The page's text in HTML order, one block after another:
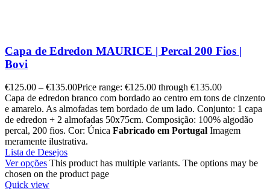
Capa de Edredon MAURICE | Percal 200 Fios |
Bovi
€125.00 – €135.00Price range: €125.00 through €135.00
Capa de edredon branco com bordado ao centro em tons de cinzento
e amarelo. As almofadas tem bordado de um lado. Conjunto: 1 capa
de edredon + 2 almofadas 50x75cm. Composição: 100% algodão
percal, 200 fios. Cor: Única Fabricado em Portugal Imagem
meramente ilustrativa.
Lista de Desejos
Ver opções This product has multiple variants. The options may be
chosen on the product page
Quick view